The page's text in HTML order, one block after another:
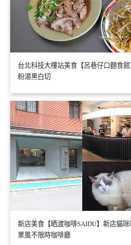
台北科技大樓站美食【呂巷仔口麵食
粉湯黑白切
新店美食【晒渡咖啡SAIDU】新店貓
業風不限時咖啡廳